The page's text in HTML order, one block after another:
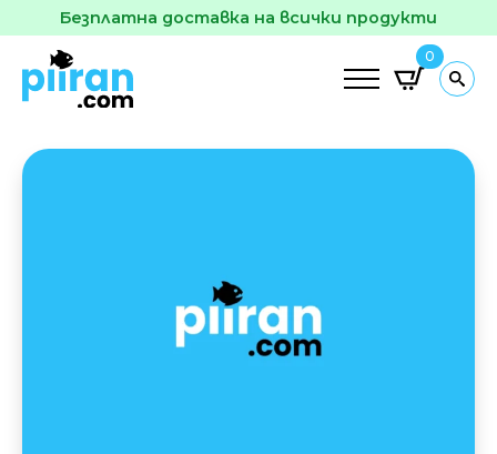
Безплатна доставка на всички продукти
0